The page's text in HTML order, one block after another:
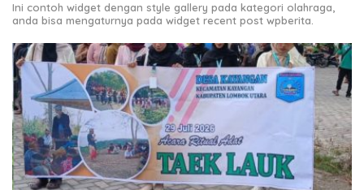
Ini contoh widget dengan style gallery pada kategori olahraga,
anda bisa mengaturnya pada widget recent post wpberita.